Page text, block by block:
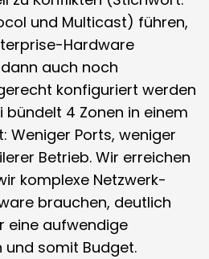
und Multicast) führen,
Hardware
auch noch
konfiguriert werden
bündelt 4 Zonen in einem
Weniger Ports, weniger
Betrieb. Wir erreichen
komplexe Netzwerk-
brauchen, deutlich
eine aufwendige
und somit Budget.